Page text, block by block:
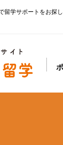
留学サポートをお探